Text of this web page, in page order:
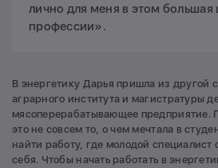
лично для меня в этом большая
профессии».
В энергетику Дарья пришла из другой
аграрного института и магистратуры
мясоперерабатывающее предприятие.
это не совсем то, о чем мечтала в
найти работу, где молодой специалист
себя. Чтобы начать работать в